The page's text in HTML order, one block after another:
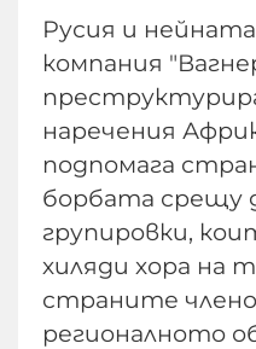
Русия и
компания
наречения
подпомага
борбата срещу
групировки,
хиляди хора на
страните
регионалното